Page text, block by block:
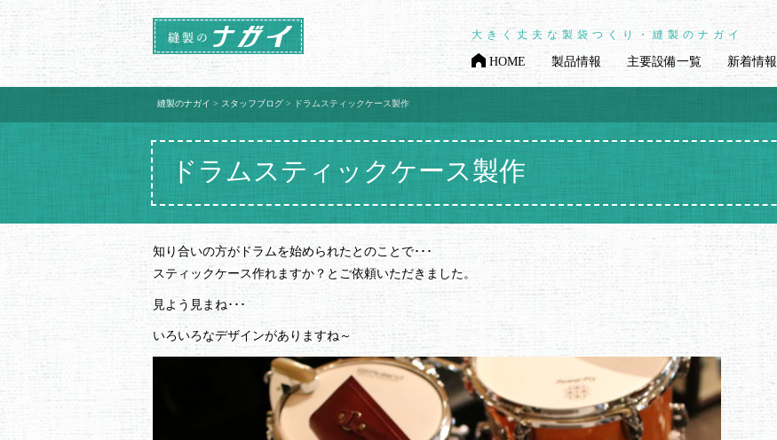
大きく丈夫な製袋つくり・縫製のナガイ
HOME 製品情報 主要設備一覧 新着情報
縫製のナガイ > スタッフブログ > ドラムスティックケース製作
ドラムスティックケース製作
知り合いの方がドラムを始められたとのことで･･･
スティックケース作れますか？とご依頼いただきました。
見よう見まね･･･
いろいろなデザインがありますね～